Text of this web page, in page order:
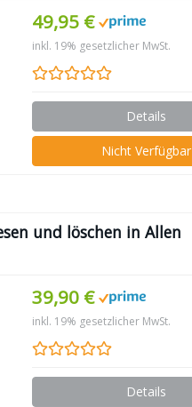
49,95 €
inkl. 19% gesetzlicher MwSt.
Details
Nicht Verfügbar
und löschen in Allen
39,90 €
inkl. 19% gesetzlicher MwSt.
Details